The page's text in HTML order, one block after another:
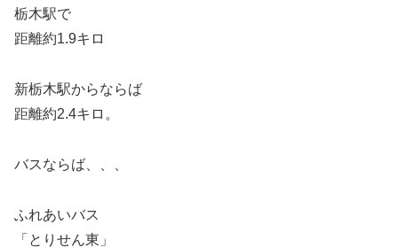
栃木駅で
距離約1.9キロ
新栃木駅からならば
距離約2.4キロ。
バスならば、、、
ふれあいバス
「とりせん東」